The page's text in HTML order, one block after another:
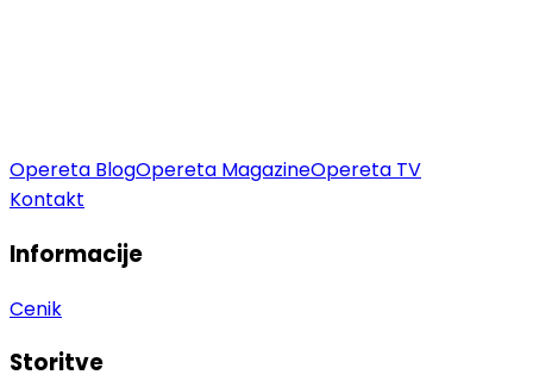
Opereta BlogOpereta MagazineOpereta TV
Kontakt
Informacije
Cenik
Storitve